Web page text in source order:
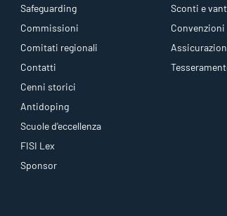
Safeguarding
Commissioni
Comitati regionali
Contatti
Cenni storici
Antidoping
Scuole d'eccellenza
FISI Lex
Sponsor
Sconti e